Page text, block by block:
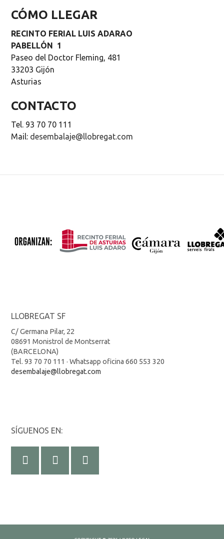
CÓMO LLEGAR
RECINTO FERIAL LUIS ADARAO
PABELLÓN 1
Paseo del Doctor Fleming, 481
33203 Gijón
Asturias
CONTACTO
Tel. 93 70 70 111
Mail: desembalaje@llobregat.com
LLOBREGAT SF
C/ Germana Pilar, 22
08691 Monistrol de Montserrat
(BARCELONA)
Tel. 93 70 70 111 · Whatsapp oficina 660 553 320
desembalaje@llobregat.com
SÍGUENOS EN: